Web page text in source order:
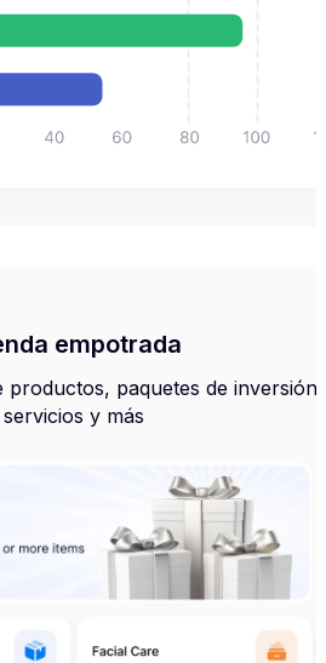
empotrada
productos, paquetes de inversión,
servicios y más